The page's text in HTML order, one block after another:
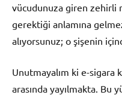
vücudunuza giren zehirli
gerektiği anlamına
alıyorsunuz; o şişenin
Unutmayalım ki e-sigara
arasında yayılmakta. Bu